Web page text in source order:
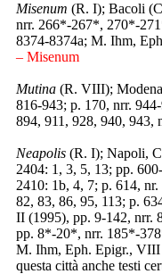
Misenum (R. I); Bacoli
nrr. 266*-267*, 270*-
8374-8374a; M. Ihm,
– Misenum
Mutina (R. VIII);
816-943; p. 170, nrr.
894, 911, 928, 940,
Neapolis (R. I); Napoli,
2404: 1, 3, 5, 13; pp.
2410: 1b, 4, 7; p. 614,
82, 83, 86, 95, 113; p.
II (1995), pp. 9-142, nrr.
pp. 8*-20*, nrr. 185*-
M. Ihm, Eph. Epigr., VIII
questa città anche testi